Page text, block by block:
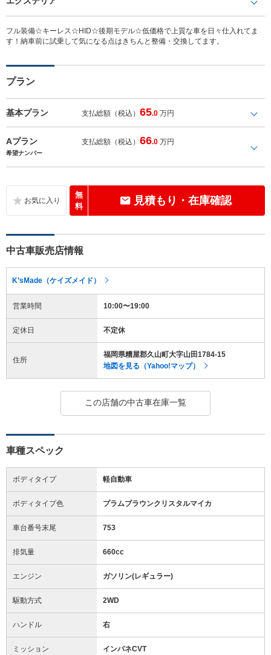
フル装備☆キーレス☆HID☆後期モデル☆低価格で上質な車を日々仕入れてま
す！納車前に試乗して気になる点はきちんと整備・交換してます。
プラン
基本プラン 支払総額（税込）65.0 万円
Aプラン 支払総額（税込）66.0 万円
希望ナンバー
無
料
見積もり・在庫確認
中古車販売店情報
K’sMade（ケイズメイド）
営業時間 10:00〜19:00
定休日 不定休
住所
福岡県糟屋郡久山町大字山田1784-15
地図を見る（Yahoo!マップ）
この店舗の中古車在庫一覧
車種スペック
ボディタイプ 軽自動車
ボディタイプ色 プラムブラウンクリスタルマイカ
車台番号末尾 753
排気量 660cc
エンジン ガソリン(レギュラー)
駆動方式 2WD
ハンドル 右
ミッション インパネCVT